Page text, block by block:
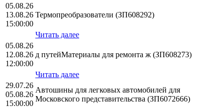
05.08.26
13.08.26
15:00:00
Термопреобразователи (ЗП608292)
Читать далее
05.08.26
12.08.26
12:00:00
д путейМатериалы для ремонта ж (ЗП608273)
Читать далее
29.07.26
05.08.26
15:00:00
Автошины для легковых автомобилей для
Московского представительства (ЗП6072666)